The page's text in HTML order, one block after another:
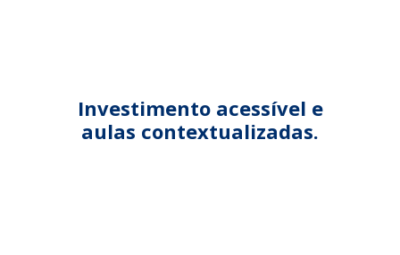
Investimento acessível e
aulas contextualizadas.